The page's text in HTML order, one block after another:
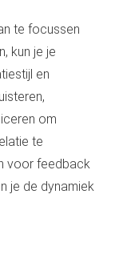
te focussen
kun je je
en
om
te
voor feedback
je de dynamiek